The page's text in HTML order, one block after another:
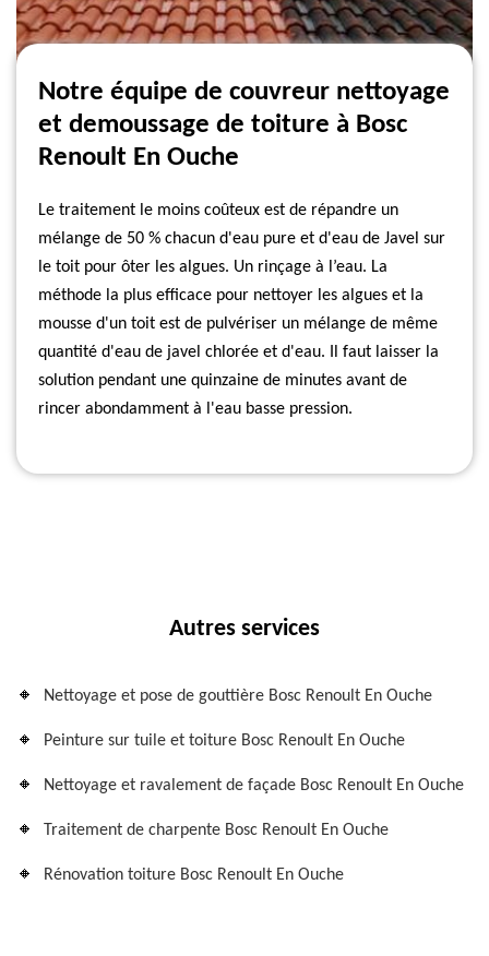
Notre équipe de couvreur nettoyage
et demoussage de toiture à Bosc
Renoult En Ouche
Le traitement le moins coûteux est de répandre un
mélange de 50 % chacun d'eau pure et d'eau de Javel sur
le toit pour ôter les algues. Un rinçage à l’eau. La
méthode la plus efficace pour nettoyer les algues et la
mousse d'un toit est de pulvériser un mélange de même
quantité d'eau de javel chlorée et d'eau. Il faut laisser la
solution pendant une quinzaine de minutes avant de
rincer abondamment à l'eau basse pression.
Autres services
Nettoyage et pose de gouttière Bosc Renoult En Ouche
Peinture sur tuile et toiture Bosc Renoult En Ouche
Nettoyage et ravalement de façade Bosc Renoult En Ouche
Traitement de charpente Bosc Renoult En Ouche
Rénovation toiture Bosc Renoult En Ouche